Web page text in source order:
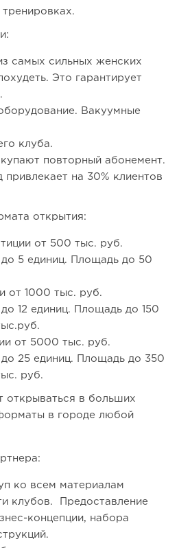
самых сильных женских
Это гарантирует
Вакуумные
клуба.
повторный абонемент.
привлекает на 30% клиентов
открытия:
от 500 тыс. руб.
5 единиц. Площадь до 50
от 1000 тыс. руб.
12 единиц. Площадь до 150
от 5000 тыс. руб.
25 единиц. Площадь до 350
руб.
открываться в больших
в городе любой
ко всем материалам
клубов. Предоставление
концепции, набора